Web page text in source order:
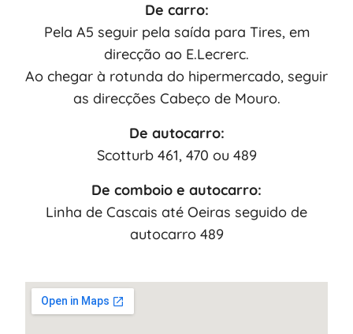
De carro:
Pela A5 seguir pela saída para Tires, em
direcção ao E.Lecrerc.
Ao chegar à rotunda do hipermercado, seguir
as direcções Cabeço de Mouro.
De autocarro:
Scotturb 461, 470 ou 489
De comboio e autocarro:
Linha de Cascais até Oeiras seguido de
autocarro 489